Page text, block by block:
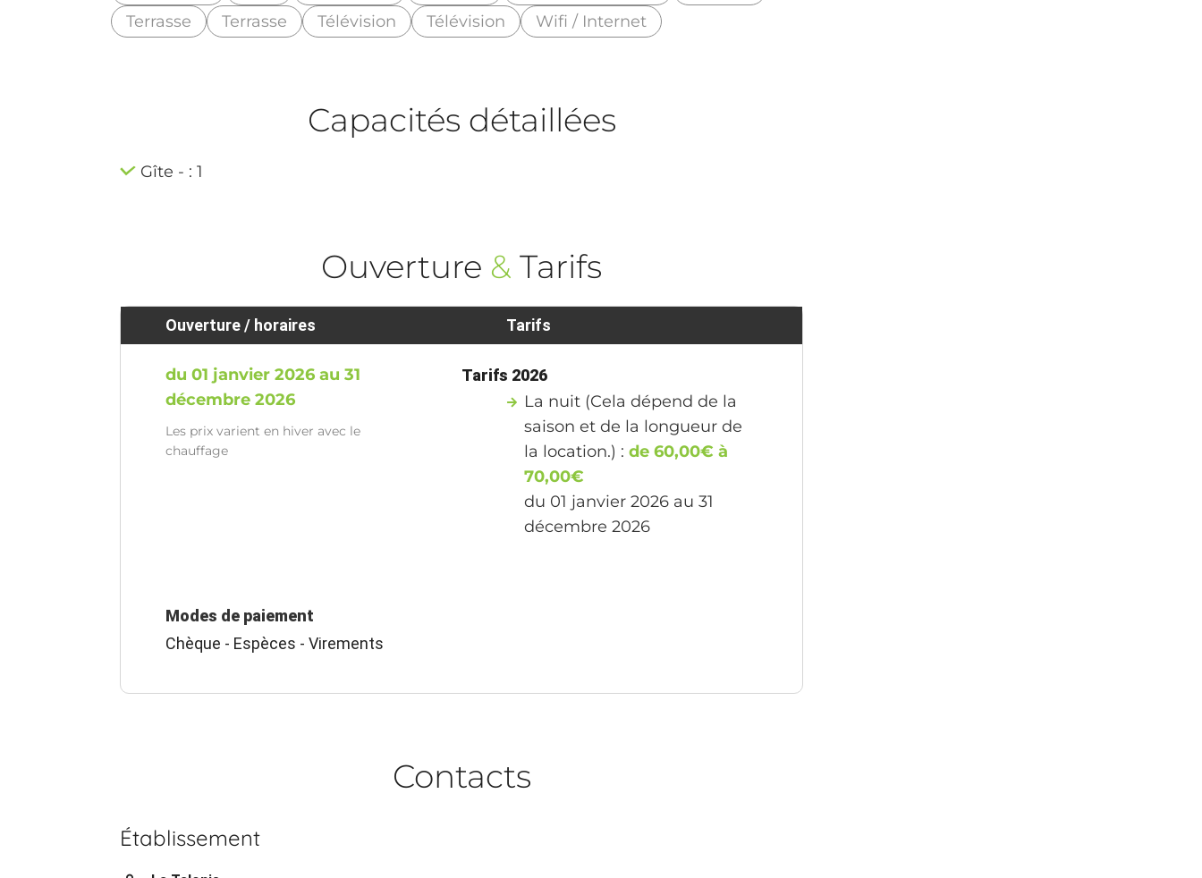
Terrasse
Terrasse Télévision Télévision Wifi / Internet
Capacités détaillées
Gîte - : 1
Ouverture & Tarifs
Ouverture / horaires
du 01 janvier 2026 au 31
décembre 2026
Les prix varient en hiver avec le
chauffage
Tarifs
Tarifs 2026
La nuit (Cela dépend de la
saison et de la longueur de
la location.) :de 60,00€ à
70,00€
du 01 janvier 2026 au 31
décembre 2026
Modes de paiement
Chèque - Espèces - Virements
Contacts
Établissement